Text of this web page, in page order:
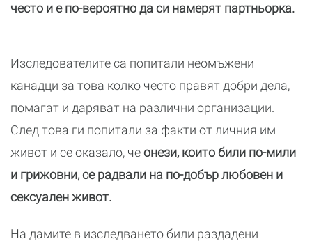
често и е по-вероятно да си намерят партньорка.
Изследователите са попитали неомъжени
канадци за това колко често правят добри дела,
помагат и даряват на различни организации.
След това ги попитали за факти от личния им
живот и се оказало, чеонези, които били по-мили
и грижовни, се радвали на по-добър любовен и
сексуален живот.
На дамите в изследването били раздадени